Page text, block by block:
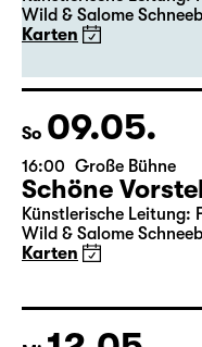
19:30
Große Bühne
Premiere
Schöne
Künstlerische Leitung:
Wild & Salome
Karten
So 09.05.
16:00 Große Bühne
Schöne
Wild & Salome
Karten